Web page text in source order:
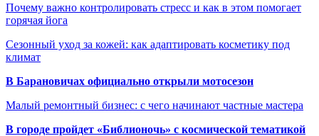
Почему важно контролировать стресс и как в этом помогает
горячая йога
Сезонный уход за кожей: как адаптировать косметику под
климат
В Барановичах официально открыли мотосезон
Малый ремонтный бизнес: с чего начинают частные мастера
В городе пройдет «Библионочь» с космической тематикой